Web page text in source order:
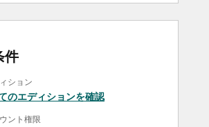
件
ション
のエディションを確認
ント権限